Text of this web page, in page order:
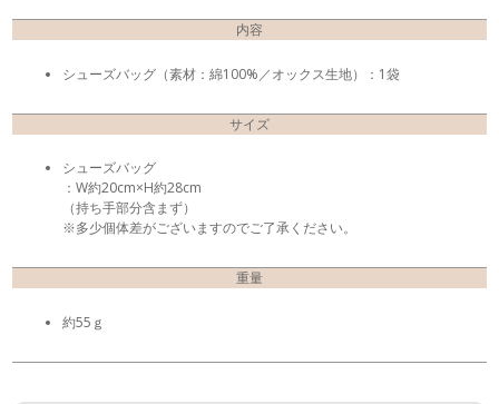
内容
シューズバッグ（素材：綿100%／オックス生地）：1袋
サイズ
シューズバッグ
：W約20cm×H約28cm
（持ち手部分含まず）
※多少個体差がございますのでご了承ください。
重量
約55ｇ